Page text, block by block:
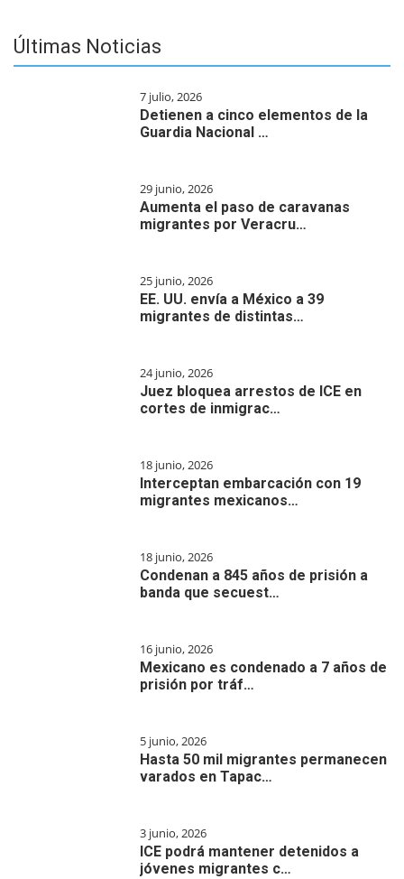
Últimas Noticias
7 julio, 2026
Detienen a cinco elementos de la
Guardia Nacional …
29 junio, 2026
Aumenta el paso de caravanas
migrantes por Veracru…
25 junio, 2026
EE. UU. envía a México a 39
migrantes de distintas…
24 junio, 2026
Juez bloquea arrestos de ICE en
cortes de inmigrac…
18 junio, 2026
Interceptan embarcación con 19
migrantes mexicanos…
18 junio, 2026
Condenan a 845 años de prisión a
banda que secuest…
16 junio, 2026
Mexicano es condenado a 7 años de
prisión por tráf…
5 junio, 2026
Hasta 50 mil migrantes permanecen
varados en Tapac…
3 junio, 2026
ICE podrá mantener detenidos a
jóvenes migrantes c…